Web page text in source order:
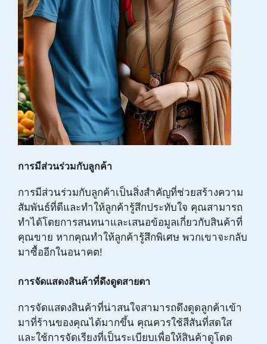
การมีส่วนร่วมกับลูกค้า
การมีส่วนร่วมกับลูกค้าเป็นสิ่งสำคัญที่ช่วยสร้างความ
สัมพันธ์ที่ดีและทำให้ลูกค้ารู้สึกประทับใจ คุณสามารถ
ทำได้โดยการสนทนาและเสนอข้อมูลเกี่ยวกับสินค้าที่
คุณขาย หากคุณทำให้ลูกค้ารู้สึกพิเศษ พวกเขาจะกลับ
มาซื้ออีกในอนาคต!
การจัดแสดงสินค้าที่ดึงดูดสายตา
การจัดแสดงสินค้าที่น่าสนใจสามารถดึงดูดลูกค้าเข้า
มาที่ร้านของคุณได้มากขึ้น คุณควรใช้สีสันที่สดใส
และใช้การจัดเรียงที่เป็นระเบียบเพื่อให้สินค้าดูโดด